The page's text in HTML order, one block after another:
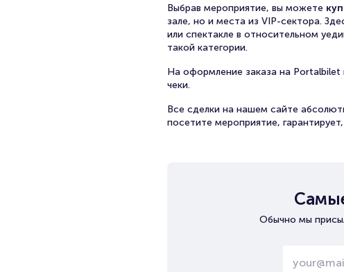
Выбрав мероприятие, вы можете
зале, но и места из VIP-сектора.
или спектакле в относительном
такой категории.
На оформление заказа на Portalbilet
чеки.
Все сделки на нашем сайте
посетите мероприятие,
Обычно мы